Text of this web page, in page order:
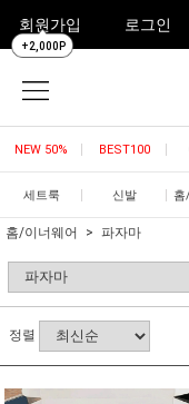
회원가입
+2,000P
로그인
NEW 50% BEST100
세트룩 신발 홈
홈/이너웨어 파자마
정렬